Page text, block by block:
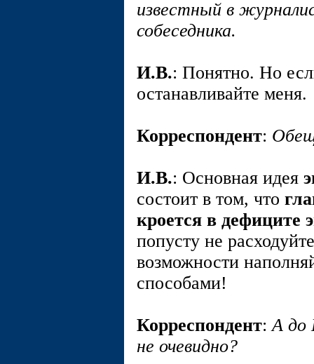
известный в
собеседника.
И.В.: Понятно. Но
останавливайте меня.
Корреспондент:
И.В.: Основная идея
состоит в том, что
кроется в дефиците
попусту не
возможности
способами!
Корреспондент:А до
не очевидно?